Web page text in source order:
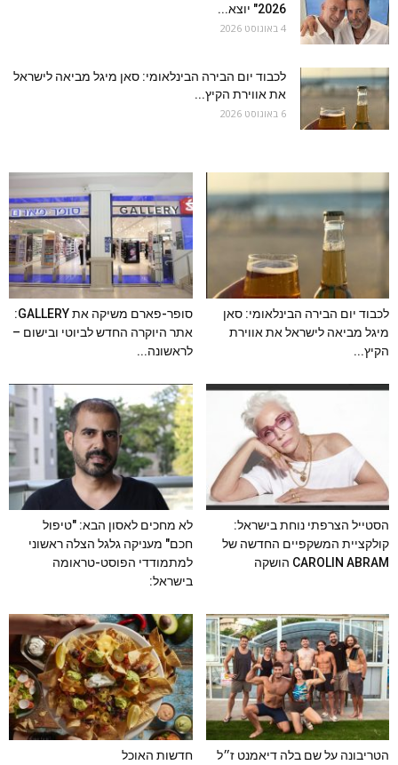
2026" יוצא...
4 באוגוסט 2026
לכבוד יום הבירה הבינלאומי: סאן מיגל מביאה לישראל
את אווירת הקיץ...
6 באוגוסט 2026
לכבוד יום הבירה הבינלאומי: סאן
מיגל מביאה לישראל את אווירת
הקיץ...
סופר-פארם משיקה את GALLERY:
אתר היוקרה החדש לביוטי ובישום –
לראשונה...
הסטייל הצרפתי נוחת בישראל:
קולקציית המשקפיים החדשה של
CAROLIN ABRAM הושקה
לא מחכים לאסון הבא: "טיפול
חכם" מעניקה גלגל הצלה ראשוני
למתמודדי הפוסט-טראומה
בישראל:
הטריבונה על שם בלה דיאמנט ז״ל חדשות האוכל